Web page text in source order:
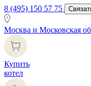
8 (495) 150 57 75
Москва и Московская
Купить
котел